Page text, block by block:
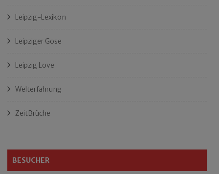
Leipzig-Lexikon
Leipziger Gose
Leipzig Love
Welterfahrung
ZeitBrüche
BESUCHER